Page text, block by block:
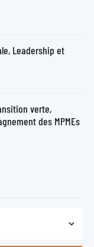
Leadership et
verte,
des MPMEs